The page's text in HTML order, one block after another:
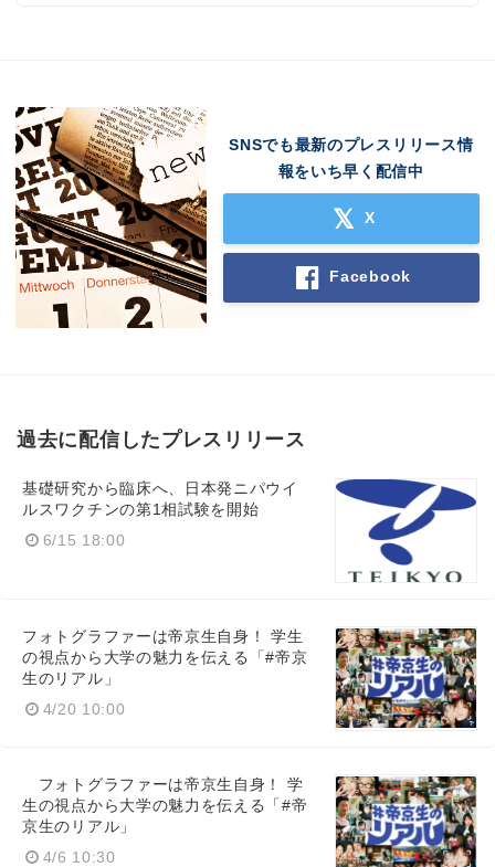
SNSでも最新のプレスリリース情
報をいち早く配信中
X
Facebook
過去に配信したプレスリリース
基礎研究から臨床へ、日本発ニパウイ
ルスワクチンの第1相試験を開始
6/15 18:00
フォトグラファーは帝京生自身！ 学生
の視点から大学の魅力を伝える「#帝京
生のリアル」
4/20 10:00
フォトグラファーは帝京生自身！ 学
生の視点から大学の魅力を伝える「#帝
京生のリアル」
4/6 10:30
Japanese
English